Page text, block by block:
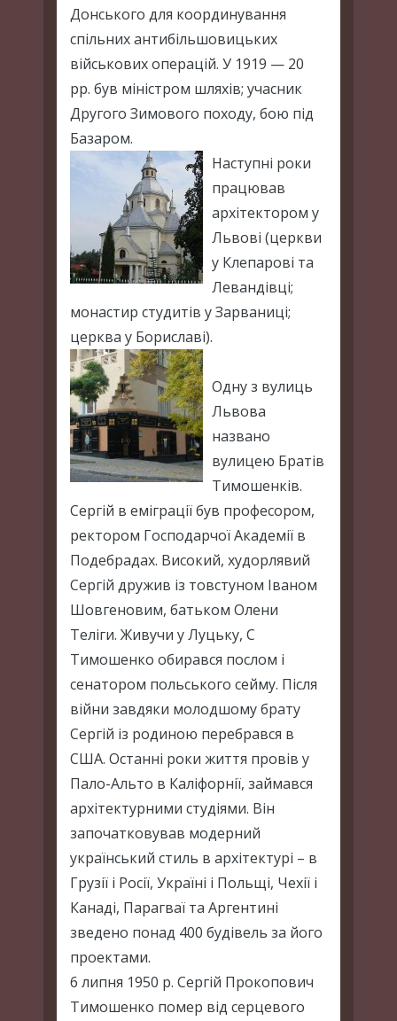
Донського для координування
спільних антибільшовицьких
військових операцій. У 1919 — 20
рр. був міністром шляхів; учасник
Другого Зимового походу, бою під
Базаром.
Наступні роки
працював
архітектором у
Львові (церкви
у Клепарові та
Левандівці;
монастир студитів у Зарваниці;
церква у Бориславі).
Одну з вулиць
Львова
названо
вулицею Братів
Тимошенків.
Сергій в еміграції був професором,
ректором Господарчої Академії в
Подебрадах. Високий, худорлявий
Сергій дружив із товстуном Іваном
Шовгеновим, батьком Олени
Теліги. Живучи у Луцьку, С
Тимошенко обирався послом і
сенатором польського сейму. Після
війни завдяки молодшому брату
Сергій із родиною перебрався в
США. Останні роки життя провів у
Пало-Альто в Каліфорнії, займався
архітектурними студіями. Він
започатковував модерний
український стиль в архітектурі – в
Грузії і Росії, Україні і Польщі, Чехії і
Канаді, Парагваї та Аргентині
зведено понад 400 будівель за його
проектами.
6 липня 1950 р. Сергій Прокопович
Тимошенко помер від серцевого